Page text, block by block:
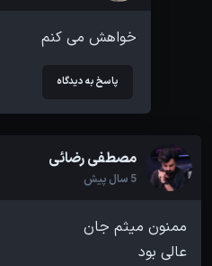
خواهش می کنم
پاسخ به دیدگاه
مصطفی رضائی
5 سال پیش
عالی بود